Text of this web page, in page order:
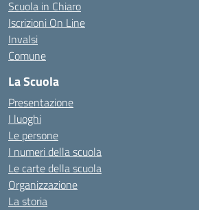
Scuola in Chiaro
Iscrizioni On Line
Invalsi
Comune
La Scuola
Presentazione
I luoghi
Le persone
I numeri della scuola
Le carte della scuola
Organizzazione
La storia